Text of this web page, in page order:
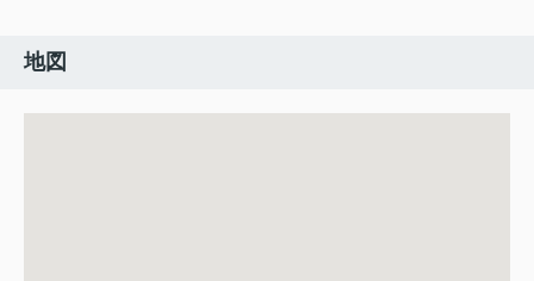
地図